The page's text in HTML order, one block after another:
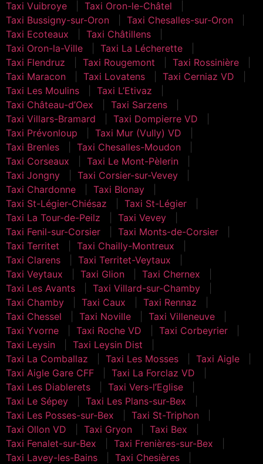
Taxi Vuibroye
Taxi Oron-le-Châtel
Taxi Bussigny-sur-Oron
Taxi Chesalles-sur-Oron
Taxi Ecoteaux
Taxi Châtillens
Taxi Oron-la-Ville
Taxi La Lécherette
Taxi Flendruz
Taxi Rougemont
Taxi Rossinière
Taxi Maracon
Taxi Lovatens
Taxi Cerniaz VD
Taxi Les Moulins
Taxi L’Etivaz
Taxi Château-d’Oex
Taxi Sarzens
Taxi Villars-Bramard
Taxi Dompierre VD
Taxi Prévonloup
Taxi Mur (Vully) VD
Taxi Brenles
Taxi Chesalles-Moudon
Taxi Corseaux
Taxi Le Mont-Pèlerin
Taxi Jongny
Taxi Corsier-sur-Vevey
Taxi Chardonne
Taxi Blonay
Taxi St-Légier-Chiésaz
Taxi St-Légier
Taxi La Tour-de-Peilz
Taxi Vevey
Taxi Fenil-sur-Corsier
Taxi Monts-de-Corsier
Taxi Territet
Taxi Chailly-Montreux
Taxi Clarens
Taxi Territet-Veytaux
Taxi Veytaux
Taxi Glion
Taxi Chernex
Taxi Les Avants
Taxi Villard-sur-Chamby
Taxi Chamby
Taxi Caux
Taxi Rennaz
Taxi Chessel
Taxi Noville
Taxi Villeneuve
Taxi Yvorne
Taxi Roche VD
Taxi Corbeyrier
Taxi Leysin
Taxi Leysin Dist
Taxi La Comballaz
Taxi Les Mosses
Taxi Aigle
Taxi Aigle Gare CFF
Taxi La Forclaz VD
Taxi Les Diablerets
Taxi Vers-l’Eglise
Taxi Le Sépey
Taxi Les Plans-sur-Bex
Taxi Les Posses-sur-Bex
Taxi St-Triphon
Taxi Ollon VD
Taxi Gryon
Taxi Bex
Taxi Fenalet-sur-Bex
Taxi Frenières-sur-Bex
Taxi Lavey-les-Bains
Taxi Chesières